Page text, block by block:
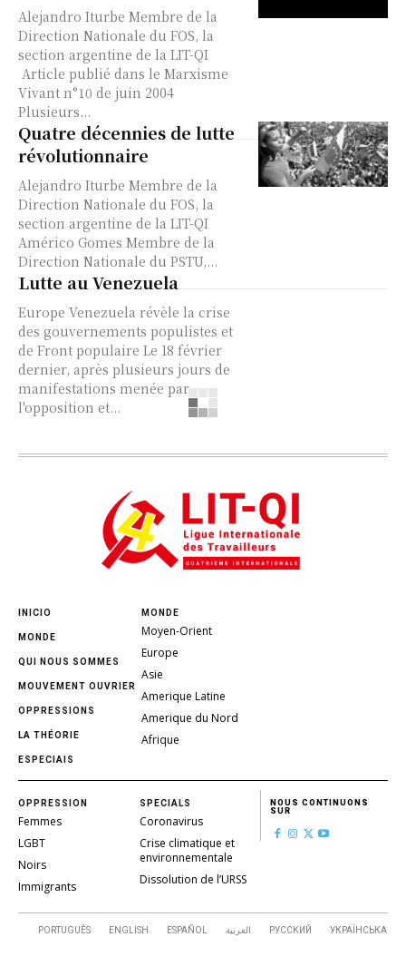
Alejandro Iturbe Membre de la
Direction Nationale du FOS, la
section argentine de la LIT-QI
Article publié dans le Marxisme
Vivant n°10 de juin 2004
Plusieurs...
Quatre décennies de lutte
révolutionnaire
Alejandro Iturbe Membre de la
Direction Nationale du FOS, la
section argentine de la LIT-QI
Américo Gomes Membre de la
Direction Nationale du PSTU,...
Lutte au Venezuela
Europe Venezuela révèle la crise
des gouvernements populistes et
de Front populaire Le 18 février
dernier, après plusieurs jours de
manifestations menée par
l'opposition et...
INICIO
MONDE
QUI NOUS SOMMES
MOUVEMENT OUVRIER
OPPRESSIONS
LA THÉORIE
ESPECIAIS
MONDE
Moyen-Orient
Europe
Asie
Amerique Latine
Amerique du Nord
Afrique
OPPRESSION
Femmes
LGBT
Noirs
Immigrants
SPECIALS
Coronavirus
Crise climatique et
environnementale
Dissolution de l’URSS
NOUS CONTINUONS
SUR
PORTUGUÊS ENGLISH ESPAÑOL العربية РУССКИЙ УКРАЇНСЬКА